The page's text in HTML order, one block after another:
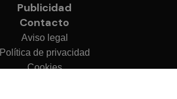
Publicidad
Contacto
Aviso legal
Política de privacidad
Cookies